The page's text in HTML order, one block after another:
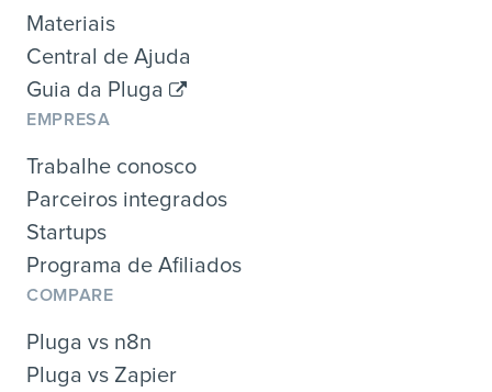
Materiais
Central de Ajuda
Guia da Pluga
EMPRESA
Trabalhe conosco
Parceiros integrados
Startups
Programa de Afiliados
COMPARE
Pluga vs n8n
Pluga vs Zapier